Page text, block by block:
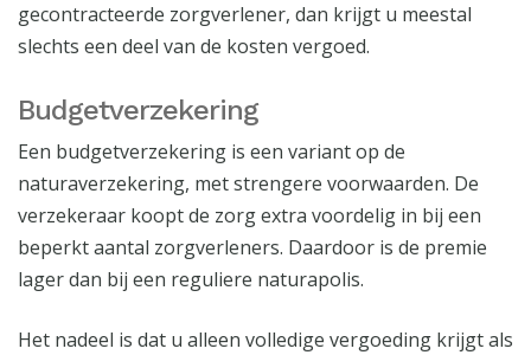
gecontracteerde zorgverlener, dan krijgt u meestal
slechts een deel van de kosten vergoed.
Budgetverzekering
Een budgetverzekering is een variant op de
naturaverzekering, met strengere voorwaarden. De
verzekeraar koopt de zorg extra voordelig in bij een
beperkt aantal zorgverleners. Daardoor is de premie
lager dan bij een reguliere naturapolis.
Het nadeel is dat u alleen volledige vergoeding krijgt als